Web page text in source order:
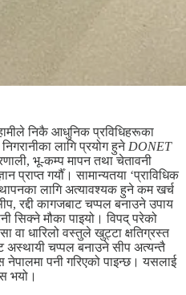
निकै आधुनिक प्रविधिहरूका
लागि प्रयोग हुने DONET
भू-कम्प मापन तथा चेतावनी
प्राप्त गर्यौँ। सामान्यतया ‘प्राविधिक
लागि अत्यावश्यक हुने कम खर्च
रद्दी कागजबाट चप्पल बनाउने उपाय
सिक्ने मौका पाइयो। विपद् परेको
वा धारिलो वस्तुले खुट्टा क्षतिग्रस्त
अस्थायी चप्पल बनाउने सीप अत्यन्तै
पनी गरिएको पाइन्छ। यसलाई
भयो।